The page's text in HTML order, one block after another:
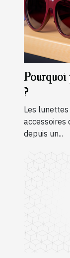
Pourquoi
?
Les
accessoires
depuis un...